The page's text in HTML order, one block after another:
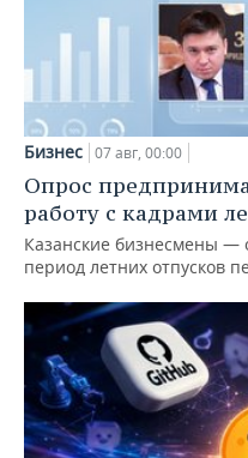
Бизнес 07 авг, 00:00
Опрос
работу с кадрами
Казанские бизнесмены —
период летних отпусков